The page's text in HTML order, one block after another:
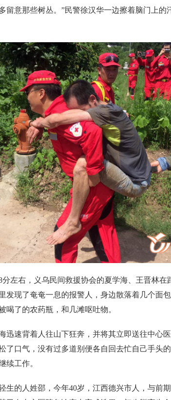
留意那些树丛。”民警徐汉华一边擦着脑门上的
右，义乌民间救援协会的夏学海、王晋林在
发现了奄奄一息的报警人，身边散落着几个面
喝了的农药瓶，和几滩呕吐物。
速背着人往山下狂奔，并将其立即送往中心
了口气，没有过多道别便各自回去忙自己手头
续工作。
的人姓邵，今年40岁，江西德兴市人，与前